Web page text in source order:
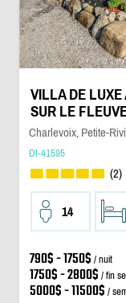
VILLA DE LUXE
SUR LE
Charlevoix, Petite-
DI-41595
(2)
14
790$ - 1750$ / nuit
1750$ - 2800$ / fin
5000$ - 11500$ /